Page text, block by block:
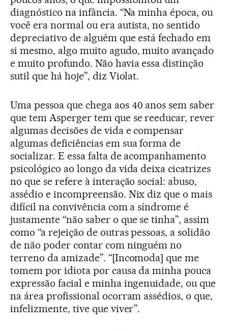
diagnóstico na infância. “Na minha época, ou
você era normal ou era autista, no sentido
depreciativo de alguém que está fechado em
si mesmo, algo muito agudo, muito avançado
e muito profundo. Não havia essa distinção
sutil que há hoje”, diz Violat.
Uma pessoa que chega aos 40 anos sem saber
que tem Asperger tem que se reeducar, rever
algumas decisões de vida e compensar
algumas deficiências em sua forma de
socializar. E essa falta de acompanhamento
psicológico ao longo da vida deixa cicatrizes
no que se refere à interação social: abuso,
assédio e incompreensão. Nix diz que o mais
difícil na convivência com a síndrome é
justamente “não saber o que se tinha”, assim
como “a rejeição de outras pessoas, a solidão
de não poder contar com ninguém no
terreno da amizade”. “[Incomoda] que me
tomem por idiota por causa da minha pouca
expressão facial e minha ingenuidade, ou que
na área profissional ocorram assédios, o que,
infelizmente, tive que viver”.